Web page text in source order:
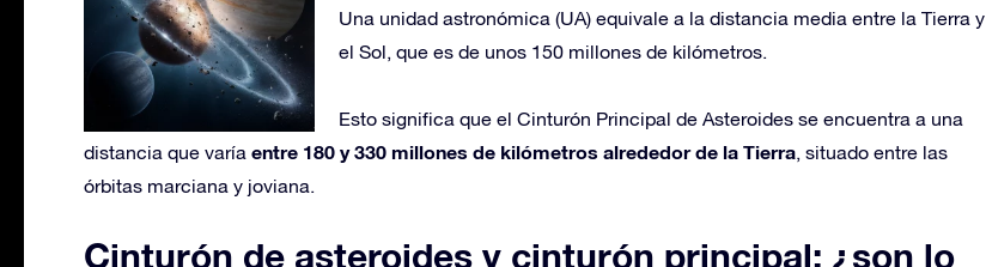
Una unidad astronómica (UA) equivale a la distancia media entre la Tierra y
el Sol, que es de unos 150 millones de kilómetros.
Esto significa que el Cinturón Principal de Asteroides se encuentra a una
distancia que varía entre 180 y 330 millones de kilómetros alrededor de la Tierra, situado entre las
órbitas marciana y joviana.
Cinturón de asteroides y cinturón principal: ¿son lo